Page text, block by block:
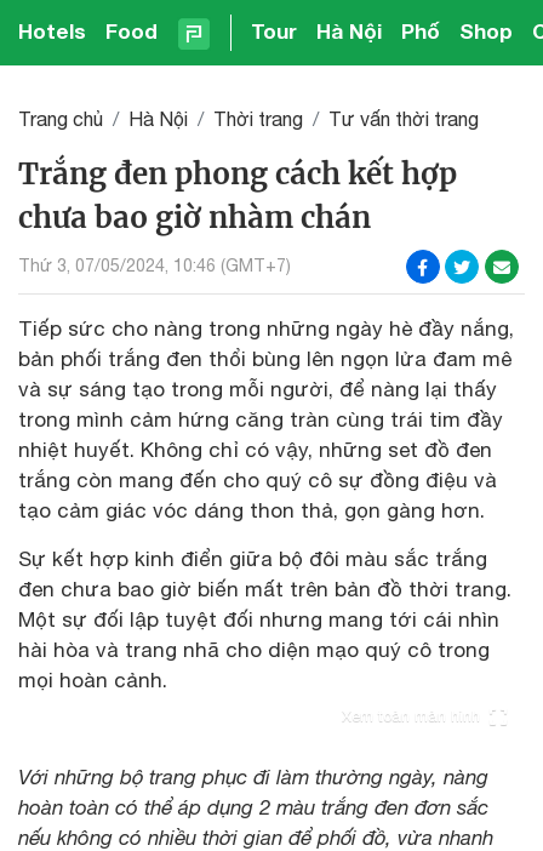
Hotels Food Tour Hà Nội Phố Shop
Trang chủ Hà Nội Thời trang Tư vấn thời trang
Trắng đen phong cách kết hợp
chưa bao giờ nhàm chán
Thứ 3, 07/05/2024, 10:46 (GMT+7)
Tiếp sức cho nàng trong những ngày hè đầy nắng,
bản phối trắng đen thổi bùng lên ngọn lửa đam mê
và sự sáng tạo trong mỗi người, để nàng lại thấy
trong mình cảm hứng căng tràn cùng trái tim đầy
nhiệt huyết. Không chỉ có vậy, những set đồ đen
trắng còn mang đến cho quý cô sự đồng điệu và
tạo cảm giác vóc dáng thon thả, gọn gàng hơn.
Sự kết hợp kinh điển giữa bộ đôi màu sắc trắng
đen chưa bao giờ biến mất trên bản đồ thời trang.
Một sự đối lập tuyệt đối nhưng mang tới cái nhìn
hài hòa và trang nhã cho diện mạo quý cô trong
mọi hoàn cảnh.
Xem toàn màn hình
Với những bộ trang phục đi làm thường ngày, nàng
hoàn toàn có thể áp dụng 2 màu trắng đen đơn sắc
nếu không có nhiều thời gian để phối đồ, vừa nhanh